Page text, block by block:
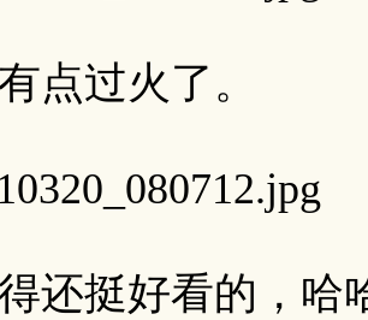
点过火了。
还挺好看的，哈